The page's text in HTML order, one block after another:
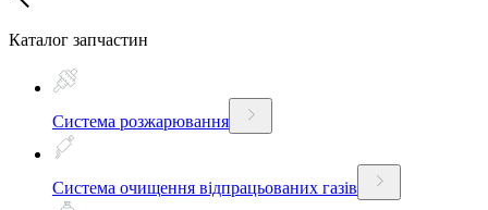
Каталог запчастин
Система розжарювання
Система очищення відпрацьованих газів